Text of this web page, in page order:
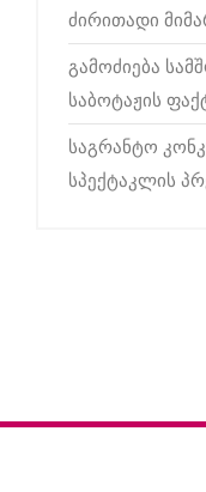
ძირითადი
გამოძიება
საბოტაჟის
საგრანტო
სპექტაკლის